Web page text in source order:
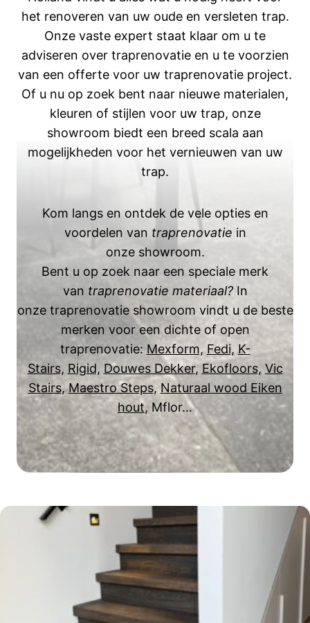
het renoveren van uw oude en versleten trap.
Onze vaste expert staat klaar om u te
adviseren over traprenovatie en u te voorzien
van een offerte voor uw traprenovatie project.
Of u nu op zoek bent naar nieuwe materialen,
kleuren of stijlen voor uw trap, onze
showroom biedt een breed scala aan
mogelijkheden voor het vernieuwen van uw
trap.
Kom langs en ontdek de vele opties en
voordelen van traprenovatie in
onze showroom.
Bent u op zoek naar een speciale merk
van traprenovatie materiaal?In
onze traprenovatie showroom vindt u de beste
merken voor een dichte of open
traprenovatie: Mexform, Fedi, K-
Stairs, Rigid, Douwes Dekker, Ekofloors, Vic
Stairs,Maestro Steps, Naturaal wood Eiken
hout, Mflor…